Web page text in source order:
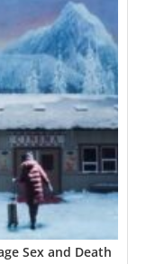
Sex and Death